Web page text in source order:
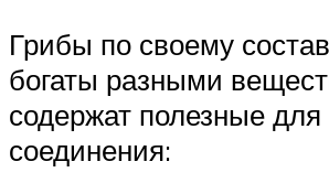
Грибы по своему
богаты разными
содержат полезные для
соединения: